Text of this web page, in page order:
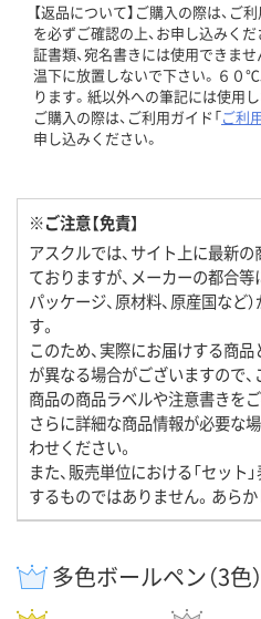
【返品について】ご購入の際は、ご
を必ずご確認の上、お申し込みくだ
証書類、宛名書きには使用できま
温下に放置しないで下さい。６０
ります。紙以外への筆記には使用し
ご購入の際は、ご利用ガイド「ご利
申し込みください。
※ご注意【免責】
アスクルでは、サイト上に最新
ておりますが、メーカーの都合等
パッケージ、原材料、原産国など
す。
このため、実際にお届けする商
が異なる場合がございますので
商品の商品ラベルや注意書きをご
さらに詳細な商品情報が必要な
わせください。
また、販売単位における「セット
するものではありません。あらか
多色ボールペン（3